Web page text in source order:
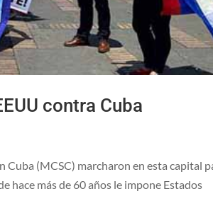
contra Cuba
(MCSC) marcharon en esta capital
hace más de 60 años le impone Estados